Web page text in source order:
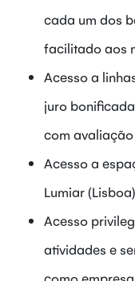
cada um dos
facilitado aos
Acesso a
juro
com
Acesso a
Lumiar
Acesso
atividades e
como